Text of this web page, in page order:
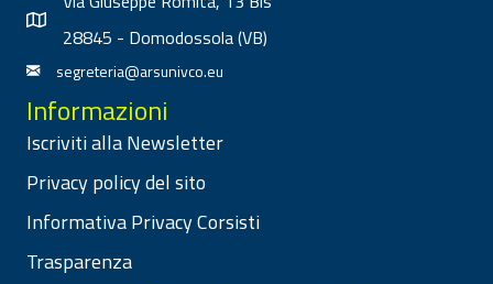
28845 - Domodossola (VB)
segreteria@arsunivco.eu
Informazioni
Iscriviti alla Newsletter
Privacy policy del sito
Informativa Privacy Corsisti
Trasparenza